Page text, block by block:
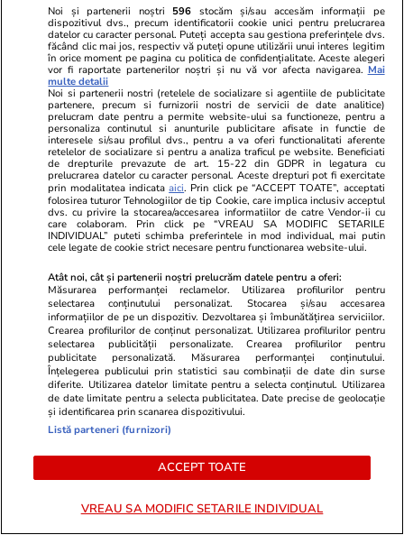
PARTENERI
Mediafax.ro
Bruxelles-ul intră peste decizia
care obligă ROMÂNIA să achite
despăgubirilor din energie
StirileKanalD.ro
Femeie
Noi și partenerii noștri 596 stocăm și/sau accesăm informații pe
dispozitivul dvs., precum identificatorii cookie unici pentru prelucrarea
datelor cu caracter personal. Puteți accepta sau gestiona preferințele dvs.
făcând clic mai jos, respectiv vă puteți opune utilizării unui interes legitim
în orice moment pe pagina cu politica de confidențialitate. Aceste alegeri
vor fi raportate partenerilor noștri și nu vă vor afecta navigarea. Mai
multe detalii
Noi si partenerii nostri (retelele de socializare si agentiile de publicitate
partenere, precum si furnizorii nostri de servicii de date analitice)
prelucram date pentru a permite website-ului sa functioneze, pentru a
personaliza continutul si anunturile publicitare afisate in functie de
interesele si/sau profilul dvs., pentru a va oferi functionalitati aferente
retelelor de socializare si pentru a analiza traficul pe website. Beneficiati
de drepturile prevazute de art. 15-22 din GDPR in legatura cu
prelucrarea datelor cu caracter personal. Aceste drepturi pot fi exercitate
prin modalitatea indicataaici. Prin click pe “ACCEPT TOATE”, acceptati
folosirea tuturor Tehnologiilor de tip Cookie, care implica inclusiv acceptul
dvs. cu privire la stocarea/accesarea informatiilor de catre Vendor-ii cu
care colaboram. Prin click pe “VREAU SA MODIFIC SETARILE
INDIVIDUAL” puteti schimba preferintele in mod individual, mai putin
cele legate de cookie strict necesare pentru functionarea website-ului.
Atât noi, cât și partenerii noștri prelucrăm datele pentru a oferi:
Măsurarea performanței reclamelor. Utilizarea profilurilor pentru
selectarea conținutului personalizat. Stocarea și/sau accesarea
informațiilor de pe un dispozitiv. Dezvoltarea și îmbunătățirea serviciilor.
Crearea profilurilor de conținut personalizat. Utilizarea profilurilor pentru
selectarea publicității personalizate. Crearea profilurilor pentru
publicitate personalizată. Măsurarea performanței conținutului.
Înțelegerea publicului prin statistici sau combinații de date din surse
diferite. Utilizarea datelor limitate pentru a selecta conținutul. Utilizarea
de date limitate pentru a selecta publicitatea. Date precise de geolocație
și identificarea prin scanarea dispozitivului.
Listă parteneri (furnizori)
ACCEPT TOATE
VREAU SA MODIFIC SETARILE INDIVIDUAL